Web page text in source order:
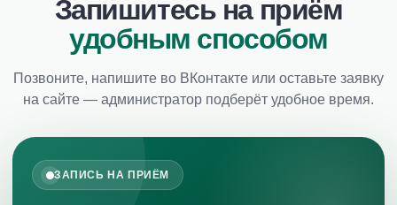
Запишитесь на приём
удобным способом
Позвоните, напишите во ВКонтакте или оставьте заявку
на сайте — администратор подберёт удобное время.
ЗАПИСЬ НА ПРИЁМ
Политика конфиденциальности
Контакты
Специалисты
О клинике